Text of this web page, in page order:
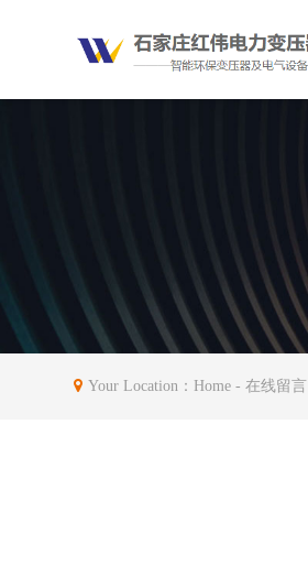
Your Location： Home - 在线留言